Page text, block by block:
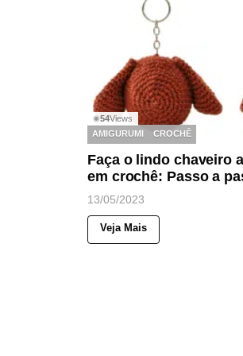
◉54Views
AMIGURUMI
CROCHÊ
Faça o lindo chaveiro
em crochê: Passo a
13/05/2023
Veja Mais